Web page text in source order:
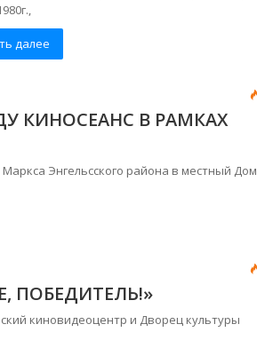
далее
КИНОСЕАНС В РАМКАХ
Энгельсского района в местный Дом
ПОБЕДИТЕЛЬ!»
киновидеоцентр и Дворец культуры